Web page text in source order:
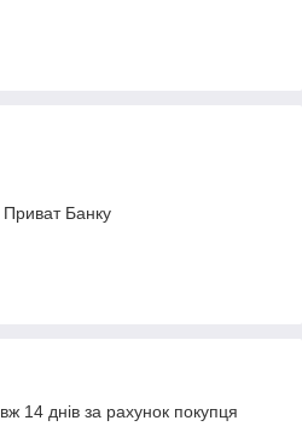
Банку
14 днів за рахунок покупця